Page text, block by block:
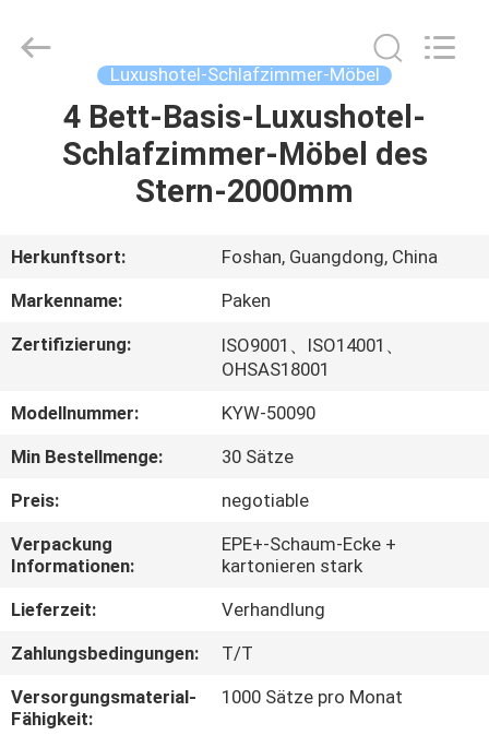
HAUS
PRODUKTE
ÜBER
UNS
FABRIK-
AUSFLUG
QUALITÄTSKONTROLLE
TRETEN
SIE
MIT
UNS
IN
VERBINDUNG
Ltd..
Luxushotel-Schlafzimmer-Möbel
4 Bett-Basis-Luxushotel-
Schlafzimmer-Möbel des
Stern-2000mm
Herkunftsort:
Foshan, Guangdong, China
Markenname:
Paken
Zertifizierung:
ISO9001、ISO14001、
OHSAS18001
Modellnummer:
KYW-50090
Min Bestellmenge:
30 Sätze
Preis:
negotiable
Verpackung
Informationen:
EPE+-Schaum-Ecke +
kartonieren stark
Lieferzeit:
Verhandlung
Zahlungsbedingungen:
T/T
Versorgungsmaterial-
Fähigkeit:
1000 Sätze pro Monat